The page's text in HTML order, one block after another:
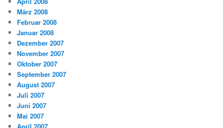
März 2008
Februar 2008
Januar 2008
Dezember 2007
November 2007
Oktober 2007
September 2007
August 2007
Juli 2007
Juni 2007
Mai 2007